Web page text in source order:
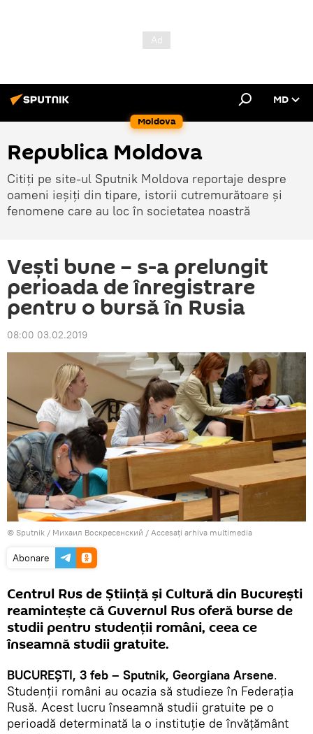
Moldova
MD
Republica Moldova
Citiți pe site-ul Sputnik Moldova reportaje despre
oameni ieșiți din tipare, istorii cutremurătoare și
fenomene care au loc în societatea noastră
Veşti bune – s-a prelungit
perioada de înregistrare
pentru o bursă în Rusia
08:00 03.02.2019
© Sputnik / Михаил Воскресенский / Accesați arhiva multimedia
Abonare
Centrul Rus de Ştiinţă şi Cultură din Bucureşti
reaminteşte că Guvernul Rus oferă burse de
studii pentru studenţii români, ceea ce
înseamnă studii gratuite.
BUCUREŞTI, 3 feb – Sputnik, Georgiana Arsene.
Studenţii români au ocazia să studieze în Federaţia
Rusă. Acest lucru înseamnă studii gratuite pe o
perioadă determinată la o instituţie de învăţământ